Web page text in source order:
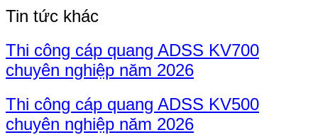
Tin tức khác
Thi công cáp quang ADSS KV700
chuyên nghiệp năm 2026
Thi công cáp quang ADSS KV500
chuyên nghiệp năm 2026